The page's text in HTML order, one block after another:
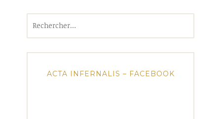
ACTA INFERNALIS – FACEBOOK